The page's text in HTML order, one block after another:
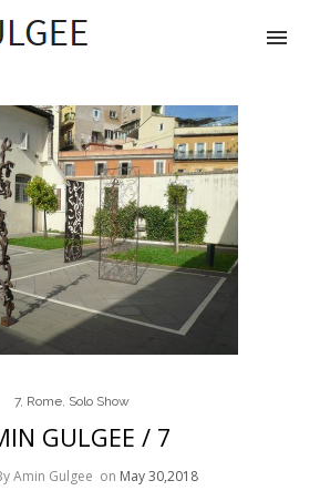
7, Rome, Solo Show
GULGEE / 7
Amin Gulgee on May 30,2018